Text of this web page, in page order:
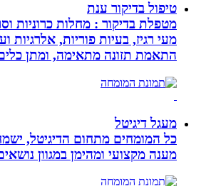
טיפול בדיקור ענת
מטפלת בדיקור : מחלות כרוניות
מעי רגיז, בעיות פוריות, אלרגיות
התאמת תזונה מתאימה, ומתן כלים
מעגל דיגיטל
כל המומחים מתחום הדיגיטל, ישמחו
מענה מקצועי ומהימן במגוון נושאים!